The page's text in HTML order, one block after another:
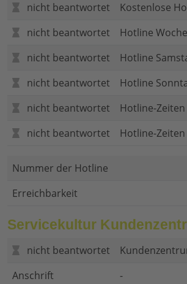
nicht beantwortet
Kostenlose
nicht beantwortet
Hotline
nicht beantwortet
Hotline
nicht beantwortet
Hotline
nicht beantwortet
Hotline-
nicht beantwortet
Hotline-
Nummer der Hotline
Erreichbarkeit
Servicekultur
nicht beantwortet
Anschrift
-